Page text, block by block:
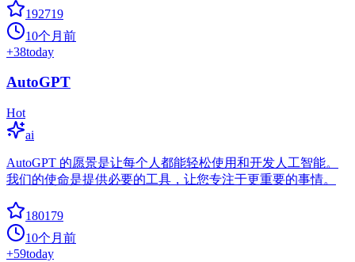
192719
10个月前
+38today
AutoGPT
Hot
ai
AutoGPT 的愿景是让每个人都能轻松使用和开发人工智能。
我们的使命是提供必要的工具，让您专注于更重要的事情。
180179
10个月前
+59today